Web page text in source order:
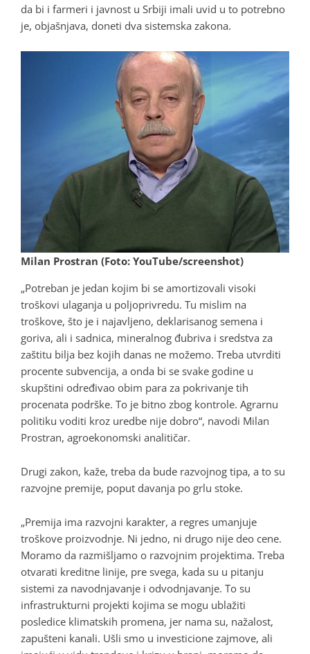
da bi i farmeri i javnost u Srbiji imali uvid u to potrebno
je, objašnjava, doneti dva sistemska zakona.
Milan Prostran (Foto: YouTube/screenshot)
„Potreban je jedan kojim bi se amortizovali visoki
troškovi ulaganja u poljoprivredu. Tu mislim na
troškove, što je i najavljeno, deklarisanog semena i
goriva, ali i sadnica, mineralnog đubriva i sredstva za
zaštitu bilja bez kojih danas ne možemo. Treba utvrditi
procente subvencija, a onda bi se svake godine u
skupštini određivao obim para za pokrivanje tih
procenata podrške. To je bitno zbog kontrole. Agrarnu
politiku voditi kroz uredbe nije dobro“, navodi Milan
Prostran, agroekonomski analitičar.
Drugi zakon, kaže, treba da bude razvojnog tipa, a to su
razvojne premije, poput davanja po grlu stoke.
„Premija ima razvojni karakter, a regres umanjuje
troškove proizvodnje. Ni jedno, ni drugo nije deo cene.
Moramo da razmišljamo o razvojnim projektima. Treba
otvarati kreditne linije, pre svega, kada su u pitanju
sistemi za navodnjavanje i odvodnjavanje. To su
infrastrukturni projekti kojima se mogu ublažiti
posledice klimatskih promena, jer nama su, nažalost,
zapušteni kanali. Ušli smo u investicione zajmove, ali